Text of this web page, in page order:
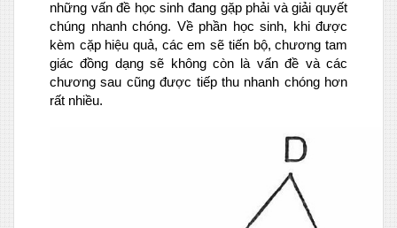
những vấn đề học sinh đang gặp phải và giải quyết
chúng nhanh chóng. Về phần học sinh, khi được
kèm cặp hiệu quả, các em sẽ tiến bộ, chương tam
giác đồng dạng sẽ không còn là vấn đề và các
chương sau cũng được tiếp thu nhanh chóng hơn
rất nhiều.